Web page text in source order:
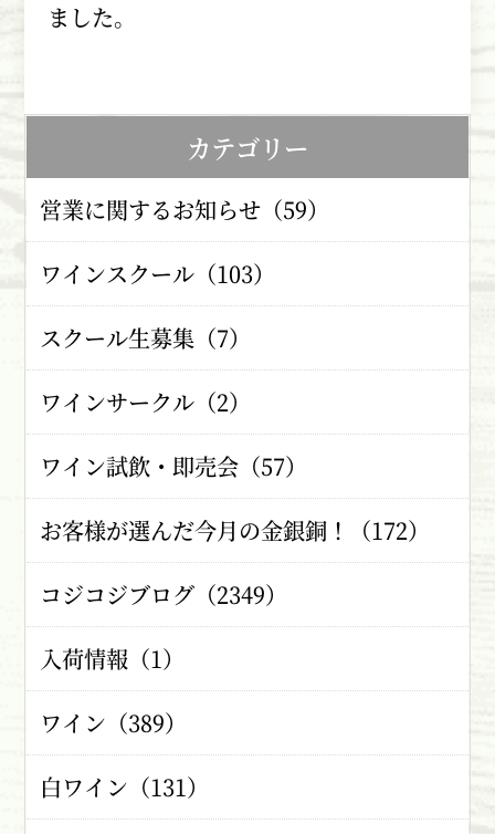
ました。
カテゴリー
営業に関するお知らせ（59）
ワインスクール（103）
スクール生募集（7）
ワインサークル（2）
ワイン試飲・即売会（57）
お客様が選んだ今月の金銀銅！（172）
コジコジブログ（2349）
入荷情報（1）
ワイン（389）
白ワイン（131）